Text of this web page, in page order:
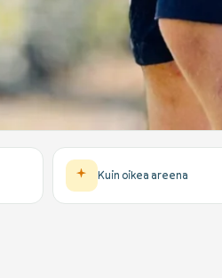
Kuin oikea areena